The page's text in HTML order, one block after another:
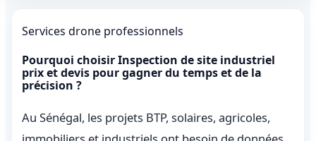
Services drone professionnels
Pourquoi choisir Inspection de site industriel
prix et devis pour gagner du temps et de la
précision ?
Au Sénégal, les projets BTP, solaires, agricoles,